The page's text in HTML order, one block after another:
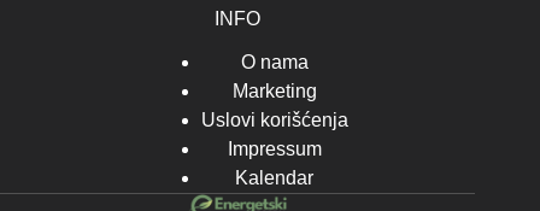
INFO
O nama
Marketing
Uslovi korišćenja
Impressum
Kalendar